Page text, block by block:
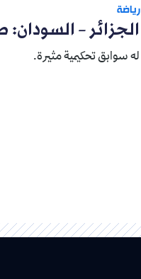
رياضة
الجزائر –
له سوابق تحكيمية مثيرة.